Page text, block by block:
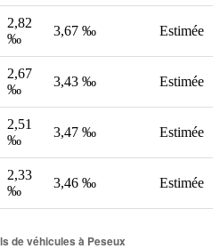
2,82
‰
3,67 ‰ Estimée
2,67
‰
3,43 ‰ Estimée
2,51
‰
3,47 ‰ Estimée
2,33
‰
3,46 ‰ Estimée